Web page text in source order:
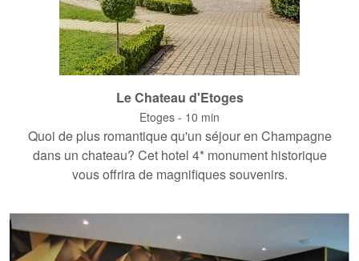
Le Chateau d'Etoges
Etoges - 10 min
Quoi de plus romantique qu'un séjour en Champagne
dans un chateau? Cet hotel 4* monument historique
vous offrira de magnifiques souvenirs.